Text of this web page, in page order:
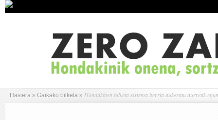
Hasiera » Gaikako bilketa » Hondakinen bilketa sistema berria aukeratu aurretik